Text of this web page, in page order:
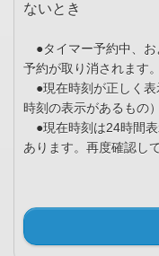
ないとき
●タイマー予約中、お
予約が取り消されます。
●現在時刻が正しく表
時刻の表示があるもの）
●現在時刻は24時間
あります。再度確認し